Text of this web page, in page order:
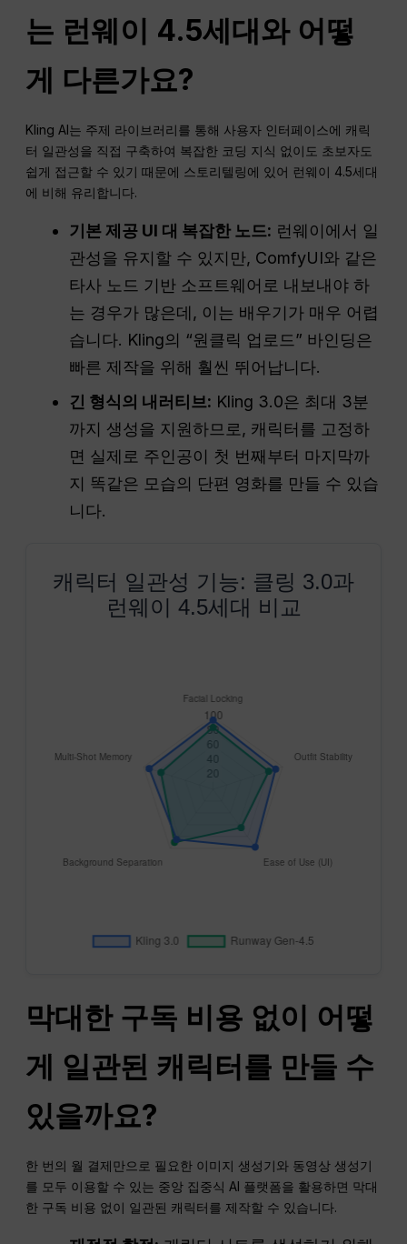
는 런웨이 4.5세대와 어떻
게 다른가요?
Kling AI는 주제 라이브러리를 통해 사용자 인터페이스에 캐릭
터 일관성을 직접 구축하여 복잡한 코딩 지식 없이도 초보자도
쉽게 접근할 수 있기 때문에 스토리텔링에 있어 런웨이 4.5세대
에 비해 유리합니다.
기본 제공 UI 대 복잡한 노드: 런웨이에서 일
관성을 유지할 수 있지만, ComfyUI와 같은
타사 노드 기반 소프트웨어로 내보내야 하
는 경우가 많은데, 이는 배우기가 매우 어렵
습니다. Kling의 “원클릭 업로드” 바인딩은
빠른 제작을 위해 훨씬 뛰어납니다.
긴 형식의 내러티브: Kling 3.0은 최대 3분
까지 생성을 지원하므로, 캐릭터를 고정하
면 실제로 주인공이 첫 번째부터 마지막까
지 똑같은 모습의 단편 영화를 만들 수 있습
니다.
캐릭터 일관성 기능: 클링 3.0과
런웨이 4.5세대 비교
막대한 구독 비용 없이 어떻
게 일관된 캐릭터를 만들 수
있을까요?
한 번의 월 결제만으로 필요한 이미지 생성기와 동영상 생성기
를 모두 이용할 수 있는 중앙 집중식 AI 플랫폼을 활용하면 막대
한 구독 비용 없이 일관된 캐릭터를 제작할 수 있습니다.